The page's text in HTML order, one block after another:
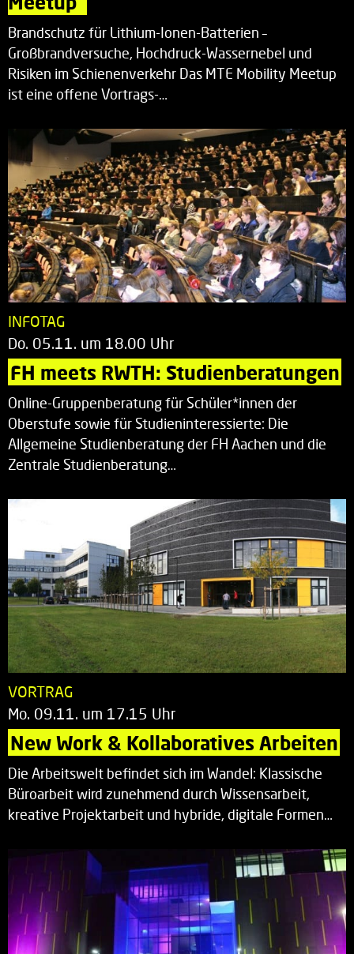
Brandschutz für Lithium-Ionen-Batterien –
Großbrandversuche, Hochdruck-Wassernebel und
Risiken im Schienenverkehr Das MTE Mobility Meetup
ist eine offene Vortrags-…
INFOTAG
Do. 05.11. um 18.00 Uhr
FH meets RWTH: Studienberatungen
Online-Gruppenberatung für Schüler*innen der
Oberstufe sowie für Studieninteressierte: Die
Allgemeine Studienberatung der FH Aachen und die
Zentrale Studienberatung…
VORTRAG
Mo. 09.11. um 17.15 Uhr
New Work & Kollaboratives Arbeiten
Die Arbeitswelt befindet sich im Wandel: Klassische
Büroarbeit wird zunehmend durch Wissensarbeit,
kreative Projektarbeit und hybride, digitale Formen…